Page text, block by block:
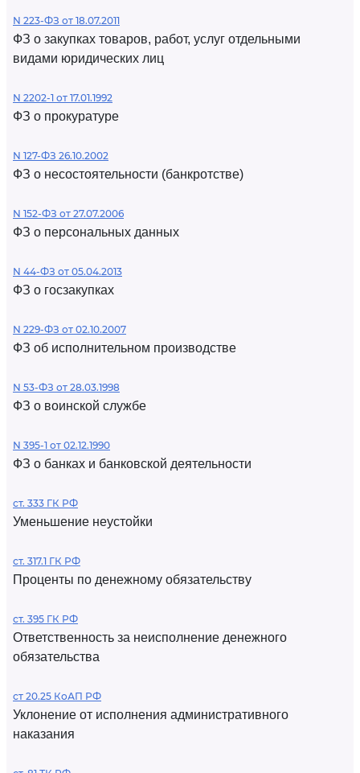
N 223-ФЗ от 18.07.2011
ФЗ о закупках товаров, работ, услуг отдельными
видами юридических лиц
N 2202-1 от 17.01.1992
ФЗ о прокуратуре
N 127-ФЗ 26.10.2002
ФЗ о несостоятельности (банкротстве)
N 152-ФЗ от 27.07.2006
ФЗ о персональных данных
N 44-ФЗ от 05.04.2013
ФЗ о госзакупках
N 229-ФЗ от 02.10.2007
ФЗ об исполнительном производстве
N 53-ФЗ от 28.03.1998
ФЗ о воинской службе
N 395-1 от 02.12.1990
ФЗ о банках и банковской деятельности
ст. 333 ГК РФ
Уменьшение неустойки
ст. 317.1 ГК РФ
Проценты по денежному обязательству
ст. 395 ГК РФ
Ответственность за неисполнение денежного
обязательства
ст 20.25 КоАП РФ
Уклонение от исполнения административного
наказания